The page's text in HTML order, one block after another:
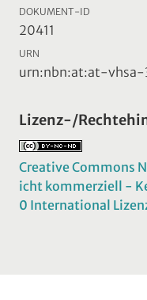
DOKUMENT-ID
20411
URN
urn:nbn:at:at-vhsa-
Lizenz-/
Creative Commons
icht kommerziell -
0 International